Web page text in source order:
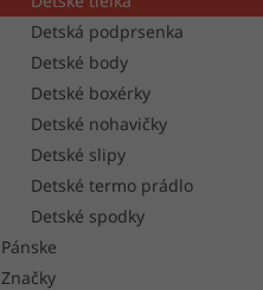
Detská podprsenka
Detské body
Detské boxérky
Detské nohavičky
Detské slipy
Detské termo prádlo
Detské spodky
Pánske
Značky